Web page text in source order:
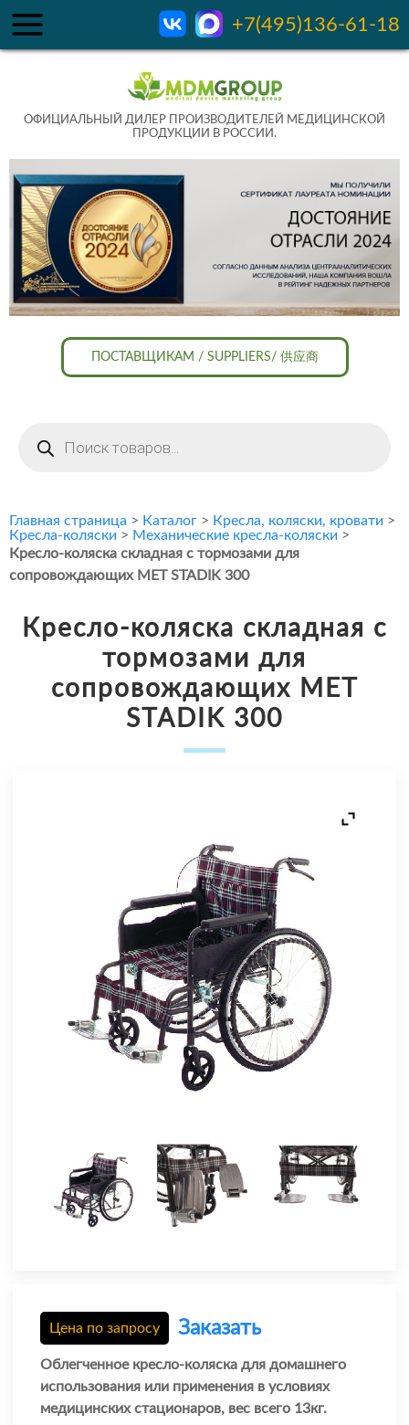
+7(495)136-61-18
ОФИЦИАЛЬНЫЙ ДИЛЕР ПРОИЗВОДИТЕЛЕЙ МЕДИЦИНСКОЙ
ПРОДУКЦИИ В РОССИИ.
ПОСТАВЩИКАМ / SUPPLIERS/ 供应商
товаров
Главная страница > Каталог > Кресла, коляски, кровати >
Кресла-коляски > Механические кресла-коляски >
Кресло-коляска складная с тормозами для
сопровождающих MET STADIK 300
Кресло-коляска складная с
тормозами для
сопровождающих MET
STADIK 300
Цена по запросу Заказать
Облегченное кресло-коляска для домашнего
использования или применения в условиях
медицинских стационаров, вес всего 13кг.